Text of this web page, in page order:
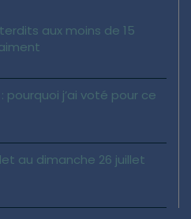
aux moins de 15
pourquoi j’ai voté pour ce
au dimanche 26 juillet